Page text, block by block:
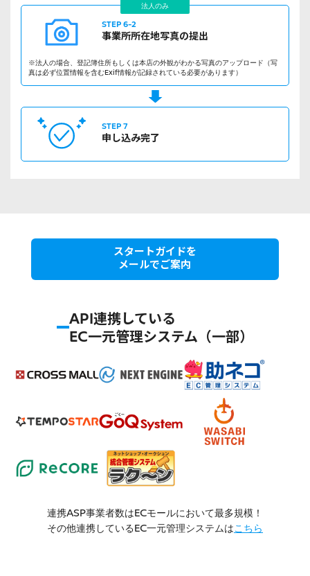
法人のみ
STEP 6-2
事業所所在地写真の提出
※法人の場合、登記簿住所もしくは本店の外観がわかる写真のアップロード（写
真は必ず位置情報を含むExif情報が記録されている必要があります）
STEP 7
申し込み完了
スタートガイドを
メールでご案内
API連携している
EC一元管理システム（一部）
連携ASP事業者数はECモールにおいて最多規模！
その他連携しているEC一元管理システムはこちら